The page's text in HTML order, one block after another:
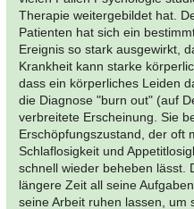
Therapie weitergebildet hat.
Patienten hat sich ein
Ereignis so stark ausgewirkt,
Krankheit kann starke
dass ein körperliches Leiden
die Diagnose "burn out" (auf
verbreitete Erscheinung. Sie
Erschöpfungszustand, der oft
Schlaflosigkeit und
schnell wieder beheben lässt.
längere Zeit all seine
seine Arbeit ruhen lassen, um